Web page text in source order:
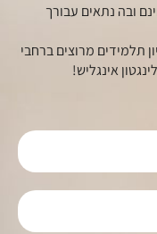
ובה נתאים עבורך
להצטרף ללמעלה מ-10 מיליון תלמידים מרוצים ברחבי
אינגליש!